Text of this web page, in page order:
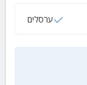
ערסלים